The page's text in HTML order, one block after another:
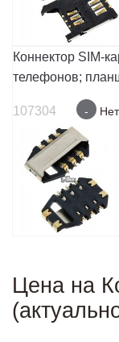
Коннектор SIM-
телефонов;
107304 -
Цена на